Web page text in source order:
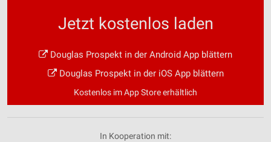
Jetzt kostenlos laden
Douglas Prospekt in der Android App blättern
Douglas Prospekt in der iOS App blättern
Kostenlos im App Store erhältlich
In Kooperation mit: